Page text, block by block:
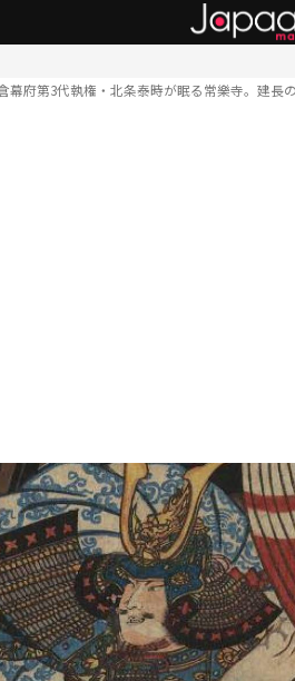
幕府第3代執権・北条泰時が眠る常樂寺。建長